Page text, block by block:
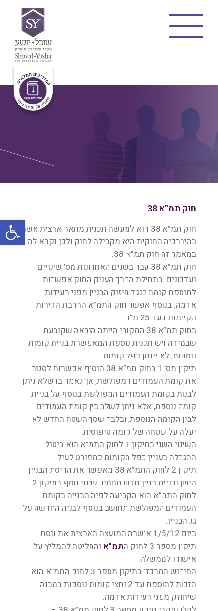
צוות
פינוי בינוי
פרויקטים
בלוג
פרופיל משרד
חוק תמ”א 38
חוק תמ”א 38 הוא למעשה תכנית מתאר ארצית אשר
בהיררכיה החוקית היא מקבילה לחוק ולכן נקרא לה
במאמר זה חוק תמ”א 38.
חוק תמ”א 38 עבר בשנים האחרונות מס’ שינויים
ועדכונים. בתחילת הדרך העניק החוק אפשרות
לתוספת קומה כנגד חיזוק הבניין מפני רעידות
אדמה. בנוסף אפשר חוק התמ”א הרחבת הדירות
הקיימות בעד 25 מ”ר.
בחוק תמ”א 38 המקורי הייתה הוראה שקובעת
שבמידה ויש תכנית נוספת המאפשרת בניית קומות
נוספות, לא יינתן כפל קומות.
תיקון מס’ 1 בחוק תמ”א 38 הוסיף אפשרות לסגור
את קומת העמודים המפולשת, אך נאמר בו שלא ניתן
לבנות בקומת העמודים המפולשת בנוסף על בניית
קומה נוספת, אלא ניתן לשלב בין קומת העמודים
לבין הקומה הנוספת, ובלבד שסך השטח החדש לא
יעלה על שטחה של קומה טיפוסית.
השינוי השני בתיקון 1 לחוק התמ”א הוא ביטול
ההגבלה בעניין כפל הקומות כמפורט לעיל.
תיקון 2 לחוק התמ”א 38 מאפשר את הריסת הבניין
הישן ובניית בניין חדש תחתיו. שינוי נוסף בתיקון 2
לחוק התמ”א הוא הקביעה לפיה הבנייה בקומת
העמודים המפולשת תחושב בנוסף לבניה החדשה על
גג הבניין.
ביום 1/5/12 אישרה המועצה הארצית את נוסח
תיקון מספר 3 לחוק ה
תמ”א והחליטה להמליץ על
אישורו לממשלה.
החידוש המרכזי בתיקון מספר 3 לחוק התמ”א הוא
הזכות להוספת עד 2 וחצי קומות נוספות במבנה
שיחוזק מפני רעידות אדמה.